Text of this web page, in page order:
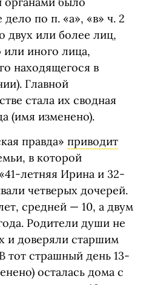
по п. «а», «в» ч. 2
двух или более лиц,
или иного лица,
находящегося в
Главной
стала их сводная
(имя изменено).
правда» приводит
в которой
летняя Ирина и 32-
четверых дочерей.
средней — 10, а двум
Родители души не
и доверяли старшим
тот страшный день 13-
осталась дома с